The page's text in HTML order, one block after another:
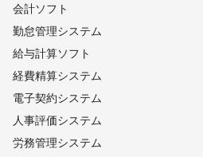
会計ソフト
勤怠管理システム
給与計算ソフト
経費精算システム
電子契約システム
人事評価システム
労務管理システム